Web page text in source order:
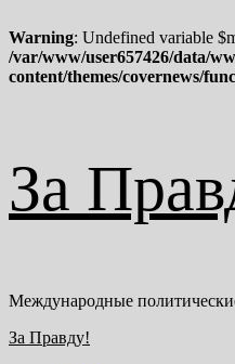
Warning: Undefined variable
/var/www/user657426/data/
content/themes/covernews/
к
содержимому
За
Международные
Основное
За Правду!